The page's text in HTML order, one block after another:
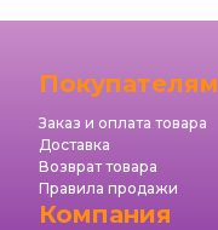
Покупателям
Заказ и оплата товара
Доставка
Возврат товара
Правила продажи
Компания